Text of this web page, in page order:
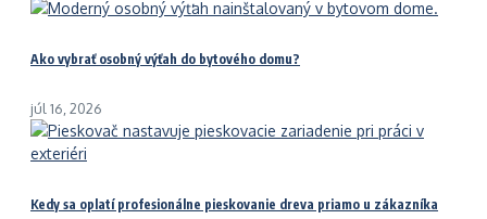
Ako vybrať osobný výťah do bytového domu?
júl 16, 2026
Kedy sa oplatí profesionálne pieskovanie dreva priamo u zákazníka